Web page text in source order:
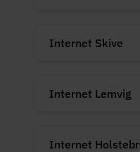
Internet Skive
Internet Lemvig
Internet